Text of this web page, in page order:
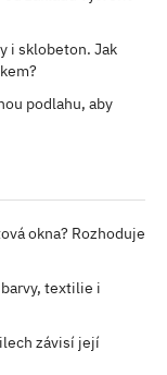
i sklobeton. Jak
podlahu, aby
okna? Rozhoduje
textilie i
závisí její